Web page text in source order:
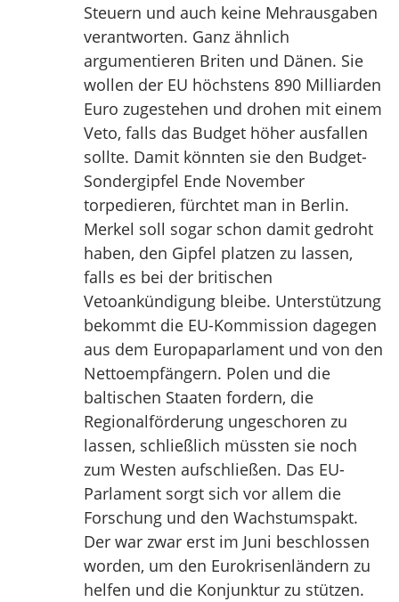
Steuern und auch keine Mehrausgaben
verantworten. Ganz ähnlich
argumentieren Briten und Dänen. Sie
wollen der EU höchstens 890 Milliarden
Euro zugestehen und drohen mit einem
Veto, falls das Budget höher ausfallen
sollte. Damit könnten sie den Budget-
Sondergipfel Ende November
torpedieren, fürchtet man in Berlin.
Merkel soll sogar schon damit gedroht
haben, den Gipfel platzen zu lassen,
falls es bei der britischen
Vetoankündigung bleibe. Unterstützung
bekommt die EU-Kommission dagegen
aus dem Europaparlament und von den
Nettoempfängern. Polen und die
baltischen Staaten fordern, die
Regionalförderung ungeschoren zu
lassen, schließlich müssten sie noch
zum Westen aufschließen. Das EU-
Parlament sorgt sich vor allem die
Forschung und den Wachstumspakt.
Der war zwar erst im Juni beschlossen
worden, um den Eurokrisenländern zu
helfen und die Konjunktur zu stützen.